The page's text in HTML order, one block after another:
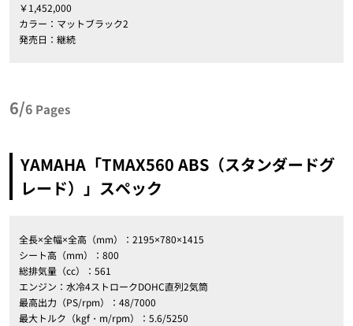
￥1,452,000
カラー：マットブラック2
発売日：継続
6/6 Pages
YAMAHA「TMAX560 ABS（スタンダードグ
レード）」スペック
全長×全幅×全高（mm）：2195×780×1415
シート高（mm）：800
総排気量（cc）：561
エンジン：水冷4ストロークDOHC直列2気筒
最高出力（PS/rpm）：48/7000
最大トルク（kgf・m/rpm）：5.6/5250